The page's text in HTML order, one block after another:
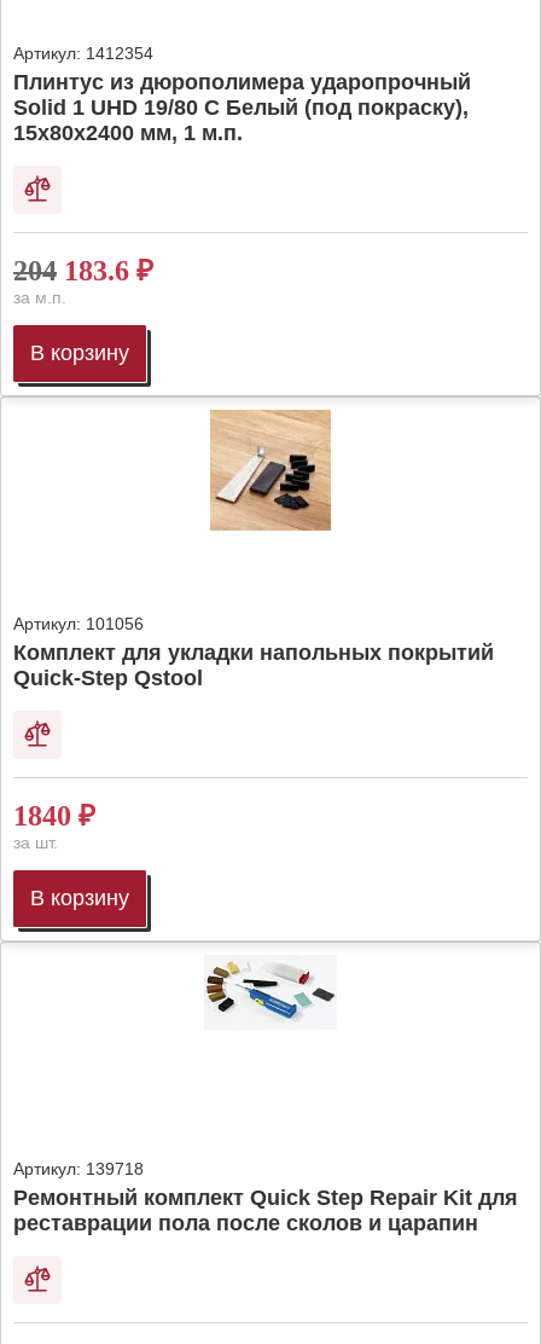
Артикул: 1412354
Плинтус из дюрополимера ударопрочный
Solid 1 UHD 19/80 C Белый (под покраску),
15х80х2400 мм, 1 м.п.
204 183.6 ₽
за м.п.
В корзину
Артикул: 101056
Комплект для укладки напольных покрытий
Quick-Step Qstool
1840 ₽
за шт.
В корзину
Артикул: 139718
Ремонтный комплект Quick Step Repair Kit для
реставрации пола после сколов и царапин